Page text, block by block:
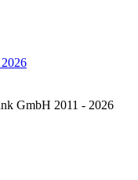
GmbH 2011 - 2026